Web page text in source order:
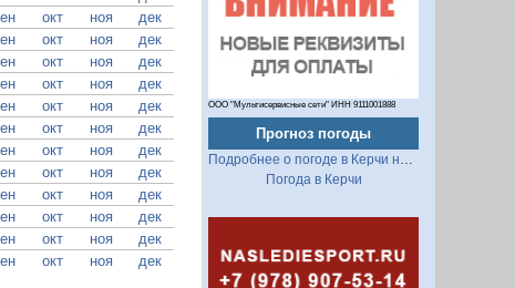
окт ноя
дек
окт ноя
дек
окт ноя
дек
окт ноя
дек
окт ноя
дек
окт ноя
дек
окт ноя
дек
окт ноя
дек
окт ноя
дек
окт ноя
дек
окт ноя
дек
окт ноя дек
ООО "Мультисервисные сети" ИНН 9111001888
Прогноз погоды
Подробнее о погоде в Керчи на 2 недели
Погода в Керчи